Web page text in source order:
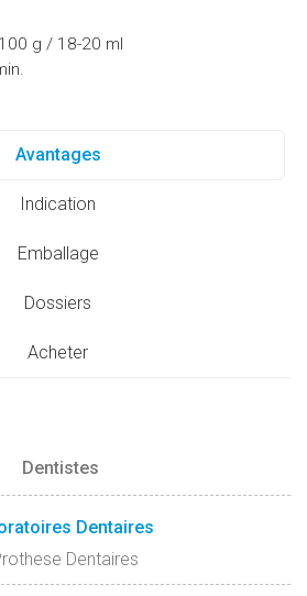
g / 18-20 ml
Avantages
Indication
Emballage
Dossiers
Acheter
Dentistes
Dentaires
Dentaires